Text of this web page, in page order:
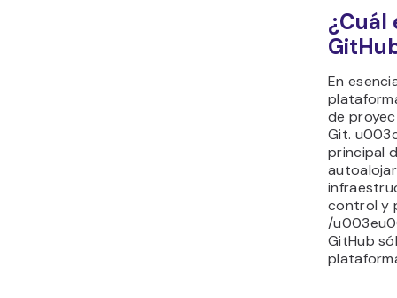
¿Cuál
En
de
Git.
principal
control y
/
GitHub